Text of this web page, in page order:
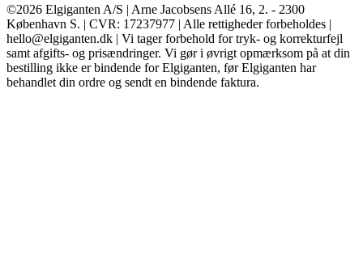
©2026 Elgiganten A/S | Arne Jacobsens Allé 16, 2. - 2300
København S. | CVR: 17237977 | Alle rettigheder forbeholdes |
hello@elgiganten.dk | Vi tager forbehold for tryk- og korrekturfejl
samt afgifts- og prisændringer. Vi gør i øvrigt opmærksom på at din
bestilling ikke er bindende for Elgiganten, før Elgiganten har
behandlet din ordre og sendt en bindende faktura.